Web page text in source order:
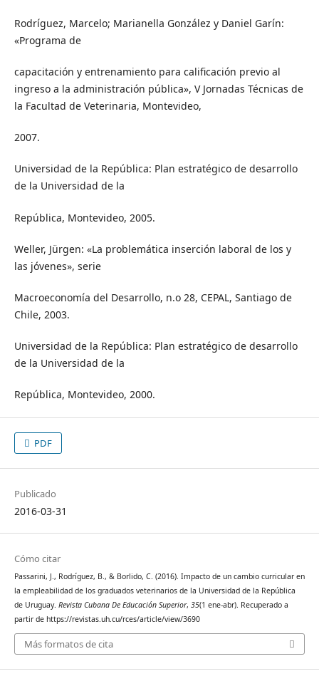
Rodríguez, Marcelo; Marianella González y Daniel Garín:
«Programa de
capacitación y entrenamiento para calificación previo al
ingreso a la administración pública», V Jornadas Técnicas de
la Facultad de Veterinaria, Montevideo,
2007.
Universidad de la República: Plan estratégico de desarrollo
de la Universidad de la
República, Montevideo, 2005.
Weller, Jürgen: «La problemática inserción laboral de los y
las jóvenes», serie
Macroeconomía del Desarrollo, n.o 28, CEPAL, Santiago de
Chile, 2003.
Universidad de la República: Plan estratégico de desarrollo
de la Universidad de la
República, Montevideo, 2000.
PDF
Publicado
2016-03-31
Cómo citar
Passarini, J., Rodríguez, B., & Borlido, C. (2016). Impacto de un cambio curricular en
la empleabilidad de los graduados veterinarios de la Universidad de la República
de Uruguay. Revista Cubana De Educación Superior, 35(1 ene-abr). Recuperado a
partir de https://revistas.uh.cu/rces/article/view/3690
Más formatos de cita